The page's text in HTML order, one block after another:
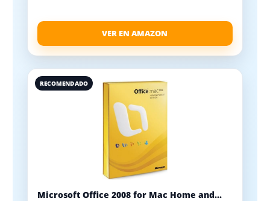
VER EN AMAZON
RECOMENDADO
Microsoft Office 2008 for Mac Home and...